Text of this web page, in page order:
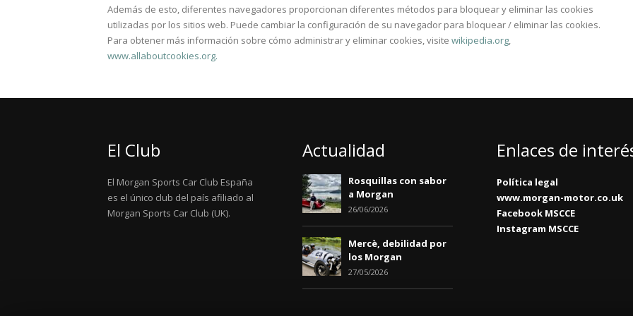
Además de esto, diferentes navegadores proporcionan diferentes métodos para bloquear y eliminar las cookies
utilizadas por los sitios web. Puede cambiar la configuración de su navegador para bloquear / eliminar las cookies.
Para obtener más información sobre cómo administrar y eliminar cookies, visite wikipedia.org,
www.allaboutcookies.org.
El Club
El Morgan Sports Car Club España
es el único club del país afiliado al
Morgan Sports Car Club (UK).
Actualidad
Rosquillas con sabor
a Morgan
26/06/2026
Mercè, debilidad por
los Morgan
27/05/2026
Enlaces de
Política legal
www.morgan-motor.co.uk
Facebook MSCCE
Instagram MSCCE